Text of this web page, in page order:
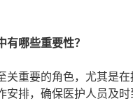
哪些重要性？
关重要的角色，尤其是
安排，确保医护人员及